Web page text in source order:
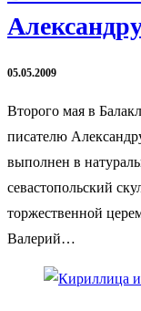
05.05.2009
Второго мая в
писателю
выполнен в
севастопольский
торжественной
Валерий…